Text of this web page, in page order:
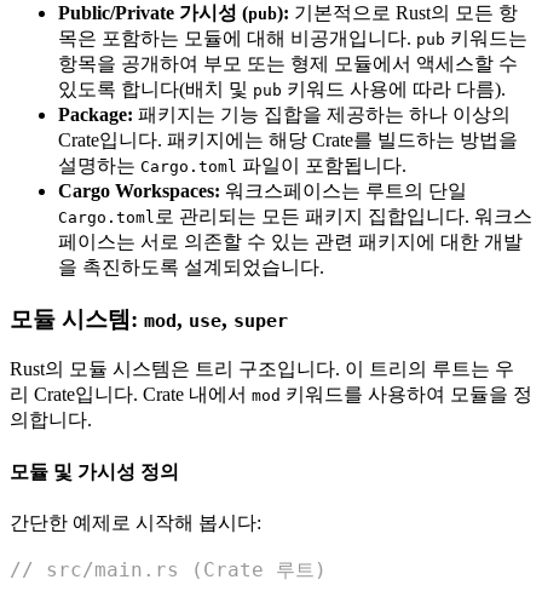
Public/Private 가시성 (pub): 기본적으로 Rust의 모든 항
목은 포함하는 모듈에 대해 비공개입니다. pub 키워드는
항목을 공개하여 부모 또는 형제 모듈에서 액세스할 수
있도록 합니다(배치 및 pub 키워드 사용에 따라 다름).
Package: 패키지는 기능 집합을 제공하는 하나 이상의
Crate입니다. 패키지에는 해당 Crate를 빌드하는 방법을
설명하는 Cargo.toml 파일이 포함됩니다.
Cargo Workspaces: 워크스페이스는 루트의 단일
Cargo.toml 로 관리되는 모든 패키지 집합입니다. 워크스
페이스는 서로 의존할 수 있는 관련 패키지에 대한 개발
을 촉진하도록 설계되었습니다.
모듈 시스템: mod, use, super
Rust의 모듈 시스템은 트리 구조입니다. 이 트리의 루트는 우
리 Crate입니다. Crate 내에서 mod 키워드를 사용하여 모듈을 정
의합니다.
모듈 및 가시성 정의
간단한 예제로 시작해 봅시다:
// src/main.rs (Crate 루트)